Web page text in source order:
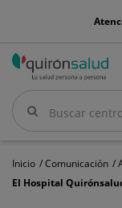
Buscar
Buscar
Inicio Comunicación